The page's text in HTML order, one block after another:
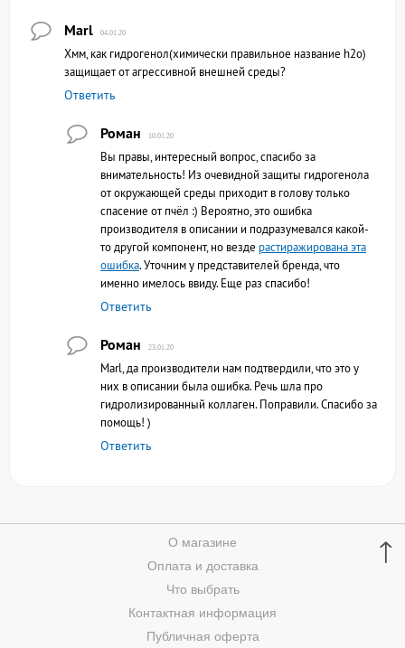
Marl 04.01.20
Хмм, как гидрогенол(химически правильное название h2o)
защищает от агрессивной внешней среды?
Ответить
Роман 10.01.20
Вы правы, интересный вопрос, спасибо за
внимательность! Из очевидной защиты гидрогенола
от окружающей среды приходит в голову только
спасение от пчёл :) Вероятно, это ошибка
производителя в описании и подразумевался какой-
то другой компонент, но везде растиражирована эта
ошибка. Уточним у представителей бренда, что
именно имелось ввиду. Еще раз спасибо!
Ответить
Роман 23.01.20
Marl, да производители нам подтвердили, что это у
них в описании была ошибка. Речь шла про
гидролизированный коллаген. Поправили. Спасибо за
помощь! )
Ответить
↑
О магазине
Оплата и доставка
Что выбрать
Контактная информация
Публичная оферта